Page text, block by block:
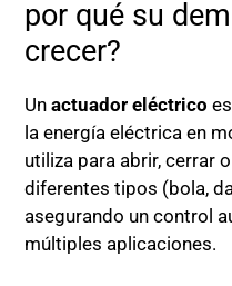
por qué su
crecer?
Unactuador eléctrico
la energía eléctrica en
utiliza para abrir, cerrar
diferentes tipos (bola,
asegurando un control
múltiples aplicaciones.